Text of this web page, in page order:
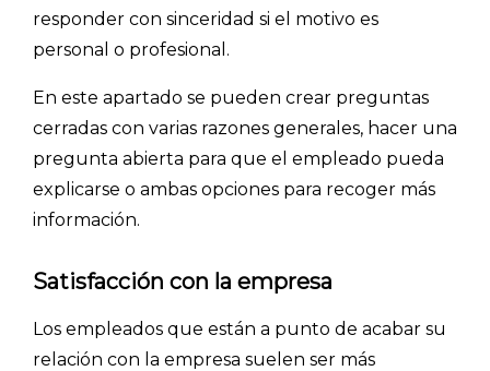
CÓMO FUNCIONA
PRECIOS
BLOG
responder con sinceridad si el motivo es
personal o profesional.
En este apartado se pueden crear preguntas
cerradas con varias razones generales, hacer una
pregunta abierta para que el empleado pueda
explicarse o ambas opciones para recoger más
información.
Satisfacción con la empresa
Los empleados que están a punto de acabar su
relación con la empresa suelen ser más